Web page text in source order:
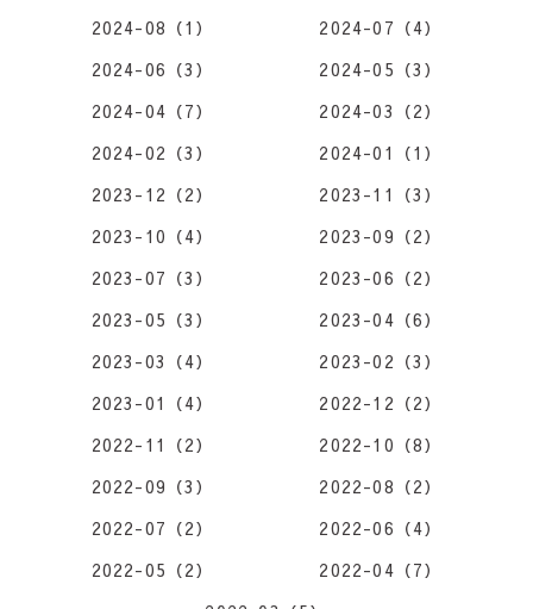
2024-08（1）
2024-07（4）
2024-06（3）
2024-05（3）
2024-04（7）
2024-03（2）
2024-02（3）
2024-01（1）
2023-12（2）
2023-11（3）
2023-10（4）
2023-09（2）
2023-07（3）
2023-06（2）
2023-05（3）
2023-04（6）
2023-03（4）
2023-02（3）
2023-01（4）
2022-12（2）
2022-11（2）
2022-10（8）
2022-09（3）
2022-08（2）
2022-07（2）
2022-06（4）
2022-05（2）
2022-04（7）